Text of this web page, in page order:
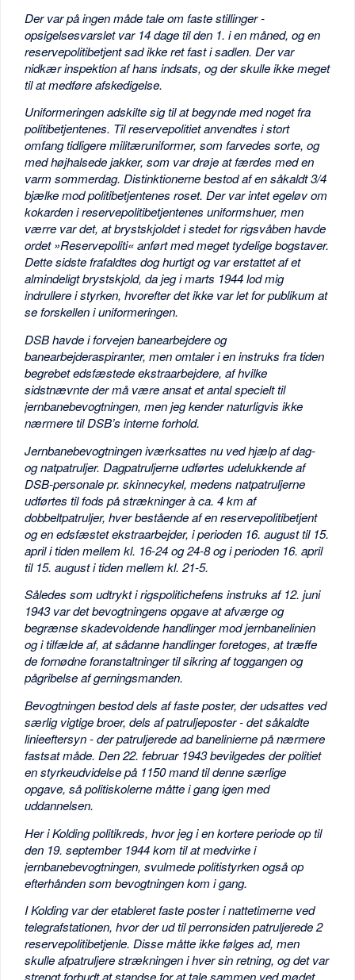
Der var på ingen måde tale om faste stillinger -
opsigelsesvarslet var 14 dage til den 1. i en måned, og en
reservepolitibetjent sad ikke ret fast i sadlen. Der var
nidkær inspektion af hans indsats, og der skulle ikke meget
til at medføre afskedigelse.
Uniformeringen adskilte sig til at begynde med noget fra
politibetjentenes. Til reservepolitiet anvendtes i stort
omfang tidligere militæruniformer, som farvedes sorte, og
med højhalsede jakker, som var drøje at færdes med en
varm sommerdag. Distinktionerne bestod af en såkaldt 3/4
bjælke mod politibetjentenes roset. Der var intet egeløv om
kokarden i reservepolitibetjentenes uniformshuer, men
værre var det, at brystskjoldet i stedet for rigsvåben havde
ordet »Reservepoliti« anført med meget tydelige bogstaver.
Dette sidste frafaldtes dog hurtigt og var erstattet af et
almindeligt brystskjold, da jeg i marts 1944 lod mig
indrullere i styrken, hvorefter det ikke var let for publikum at
se forskellen i uniformeringen.
DSB havde i forvejen banearbejdere og
banearbejderaspiranter, men omtaler i en instruks fra tiden
begrebet edsfæstede ekstraarbejdere, af hvilke
sidstnævnte der må være ansat et antal specielt til
jernbanebevogtningen, men jeg kender naturligvis ikke
nærmere til DSB’s interne forhold.
Jernbanebevogtningen iværksattes nu ved hjælp af dag-
og natpatruljer. Dagpatruljerne udførtes udelukkende af
DSB-personale pr. skinnecykel, medens natpatruljerne
udførtes til fods på strækninger à ca. 4 km af
dobbeltpatruljer, hver bestående af en reservepolitibetjent
og en edsfæstet ekstraarbejder, i perioden 16. august til 15.
april i tiden mellem kl. 16-24 og 24-8 og i perioden 16. april
til 15. august i tiden mellem kl. 21-5.
Således som udtrykt i rigspolitichefens instruks af 12. juni
1943 var det bevogtningens opgave at afværge og
begrænse skadevoldende handlinger mod jernbanelinien
og i tilfælde af, at sådanne handlinger foretoges, at træffe
de fornødne foranstaltninger til sikring af toggangen og
pågribelse af gerningsmanden.
Bevogtningen bestod dels af faste poster, der udsattes ved
særlig vigtige broer, dels af patruljeposter - det såkaldte
linieeftersyn - der patruljerede ad banelinierne på nærmere
fastsat måde. Den 22. februar 1943 bevilgedes der politiet
en styrkeudvidelse på 1150 mand til denne særlige
opgave, så politiskolerne måtte i gang igen med
uddannelsen.
Her i Kolding politikreds, hvor jeg i en kortere periode op til
den 19. september 1944 kom til at medvirke i
jernbanebevogtningen, svulmede politistyrken også op
efterhånden som bevogtningen kom i gang.
I Kolding var der etableret faste poster i nattetimerne ved
telegrafstationen, hvor der ud til perronsiden patruljerede 2
reservepolitibetjenle. Disse måtte ikke følges ad, men
skulle afpatruljere strækningen i hver sin retning, og det var